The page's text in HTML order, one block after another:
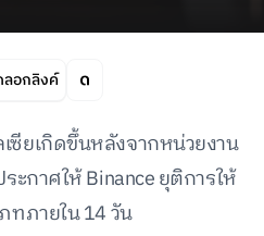
อกลิงค์
ซียเกิดขึ้นหลังจากหน่วยงาน
ะกาศให้ Binance ยุติการให้
ทภายใน 14 วัน